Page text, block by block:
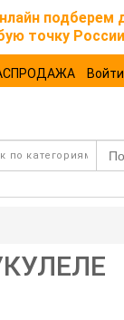
точку России
Войти